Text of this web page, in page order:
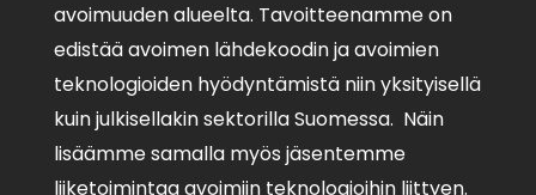
avoimuuden alueelta. Tavoitteenamme on
edistää avoimen lähdekoodin ja avoimien
teknologioiden hyödyntämistä niin yksityisellä
kuin julkisellakin sektorilla Suomessa. Näin
lisäämme samalla myös jäsentemme
liiketoimintaa avoimiin teknologioihin liittyen.